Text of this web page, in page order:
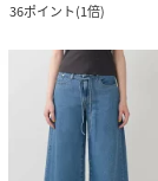
36ポイント(1倍)